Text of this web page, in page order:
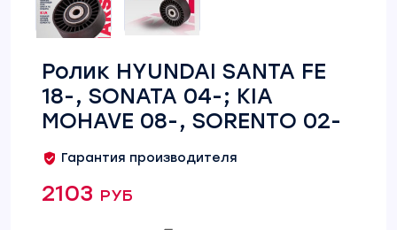
Ролик HYUNDAI SANTA FE
18-, SONATA 04-; KIA
MOHAVE 08-, SORENTO 02-
Гарантия производителя
2103 руб